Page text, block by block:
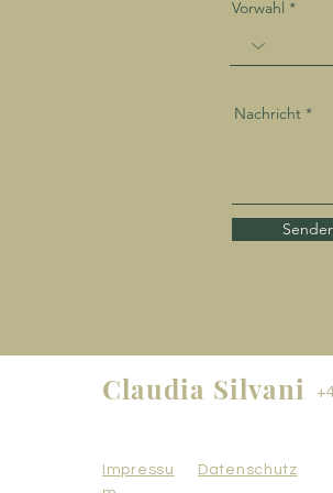
Vorwahl
Nachricht
Claudia Silvani
Impressu
Datenschutz